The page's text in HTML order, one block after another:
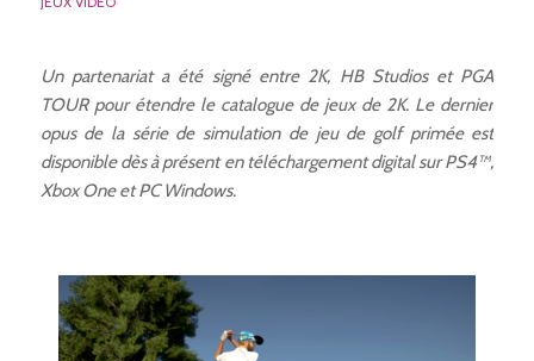
Un partenariat a été signé entre 2K, HB Studios et PGA
TOUR pour étendre le catalogue de jeux de 2K. Le dernier
opus de la série de simulation de jeu de golf primée est
disponibledès à présent en téléchargement digital sur PS4™,
Xbox One et PC Windows.